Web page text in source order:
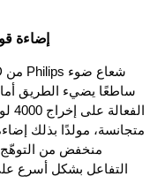
إضاءة
متجانسة، مولدًا بذلك
منخفض من التوهّج
التفاعل بشكل أسرع